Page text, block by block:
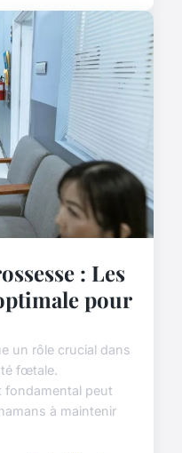
: Les
pour
un rôle crucial dans
fœtale.
fondamental peut
à maintenir